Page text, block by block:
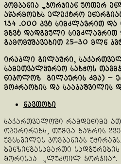
კომპანია „ჯორჯიან უოთერ
აწარმოებს ელექტრო
134 .000 კვტ სიმძლავრით და
მგვტ დადგმული
გამომუშავებით 25-30 მლნ
ირაკლი გილაური,
სამეთვალყურეო საბჭოს
ნიკოლოზ გილაურის ძმა) —
მოძრაობის და სააკაშვილის
ნავთობი
საქართველოში რამდენიმე
ოპერირებს, თუმცა ბაზრის
უმსხვილეს კომპანიას
ბენზინგასამართი
შორისაა „ლუკოილ ჯორჯია“.